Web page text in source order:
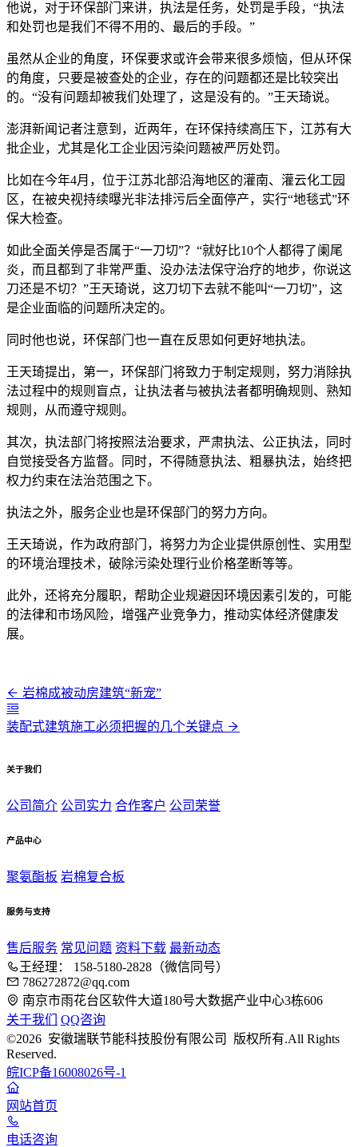
他说，对于环保部门来讲，执法是任务，处罚是手段，“执法
和处罚也是我们不得不用的、最后的手段。”
虽然从企业的角度，环保要求或许会带来很多烦恼，但从环保
的角度，只要是被查处的企业，存在的问题都还是比较突出
的。“没有问题却被我们处理了，这是没有的。”王天琦说。
澎湃新闻记者注意到，近两年，在环保持续高压下，江苏有大
批企业，尤其是化工企业因污染问题被严厉处罚。
比如在今年4月，位于江苏北部沿海地区的灌南、灌云化工园
区，在被央视持续曝光非法排污后全面停产，实行“地毯式”环
保大检查。
如此全面关停是否属于“一刀切”？“就好比10个人都得了阑尾
炎，而且都到了非常严重、没办法法保守治疗的地步，你说这
刀还是不切？”王天琦说，这刀切下去就不能叫“一刀切”，这
是企业面临的问题所决定的。
同时他也说，环保部门也一直在反思如何更好地执法。
王天琦提出，第一，环保部门将致力于制定规则，努力消除执
法过程中的规则盲点，让执法者与被执法者都明确规则、熟知
规则，从而遵守规则。
其次，执法部门将按照法治要求，严肃执法、公正执法，同时
自觉接受各方监督。同时，不得随意执法、粗暴执法，始终把
权力约束在法治范围之下。
执法之外，服务企业也是环保部门的努力方向。
王天琦说，作为政府部门，将努力为企业提供原创性、实用型
的环境治理技术，破除污染处理行业价格垄断等等。
此外，还将充分履职，帮助企业规避因环境因素引发的，可能
的法律和市场风险，增强产业竞争力，推动实体经济健康发
展。
岩棉成被动房建筑“新宠”
装配式建筑施工必须把握的几个关键点
关于我们
公司简介 公司实力 合作客户 公司荣誉
产品中心
聚氨酯板 岩棉复合板
服务与支持
售后服务 常见问题 资料下载 最新动态
王经理： 158-5180-2828（微信同号）
786272872@qq.com
南京市雨花台区软件大道180号大数据产业中心3栋606
关于我们
QQ咨询
©2026 安徽瑞联节能科技股份有限公司 版权所有.All Rights
Reserved.
皖ICP备16008026号-1
网站首页
电话咨询